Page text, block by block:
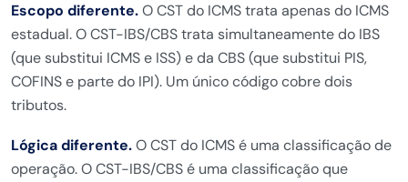
Escopo diferente.O CST do ICMS trata apenas do ICMS
estadual. O CST-IBS/CBS trata simultaneamente do IBS
(que substitui ICMS e ISS) e da CBS (que substitui PIS,
COFINS e parte do IPI). Um único código cobre dois
tributos.
Lógica diferente.O CST do ICMS é uma classificação de
operação. O CST-IBS/CBS é uma classificação que